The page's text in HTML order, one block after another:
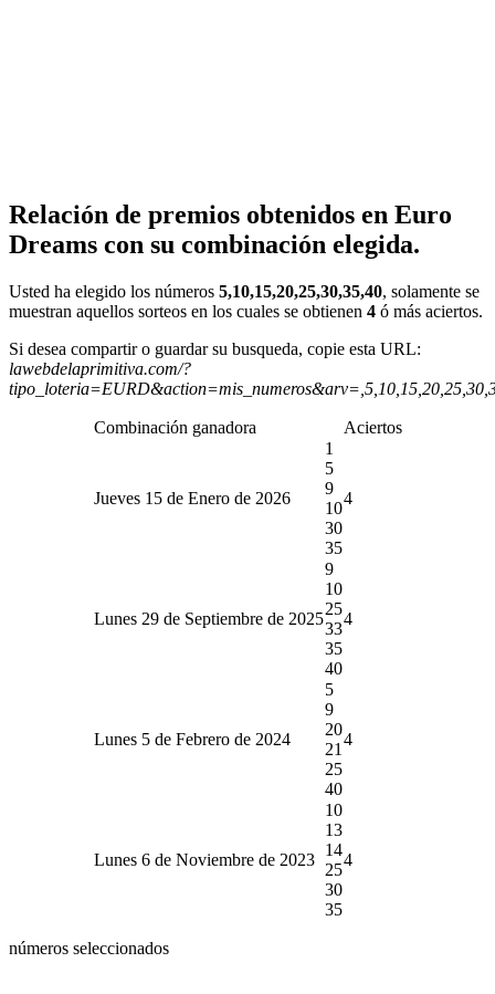
Relación de premios obtenidos en Euro
Dreams con su combinación elegida.
Usted ha elegido los números 5,10,15,20,25,30,35,40, solamente se
muestran aquellos sorteos en los cuales se obtienen 4 ó más aciertos.
Si desea compartir o guardar su busqueda, copie esta URL:
lawebdelaprimitiva.com/?
Combinación ganadora Aciertos
Jueves 15 de Enero de 2026
1
5
9
10
30
35
4
Lunes 29 de Septiembre de 2025
9
10
25
33
35
40
4
Lunes 5 de Febrero de 2024
5
9
20
21
25
40
4
Lunes 6 de Noviembre de 2023
10
13
14
25
30
35
4
números seleccionados